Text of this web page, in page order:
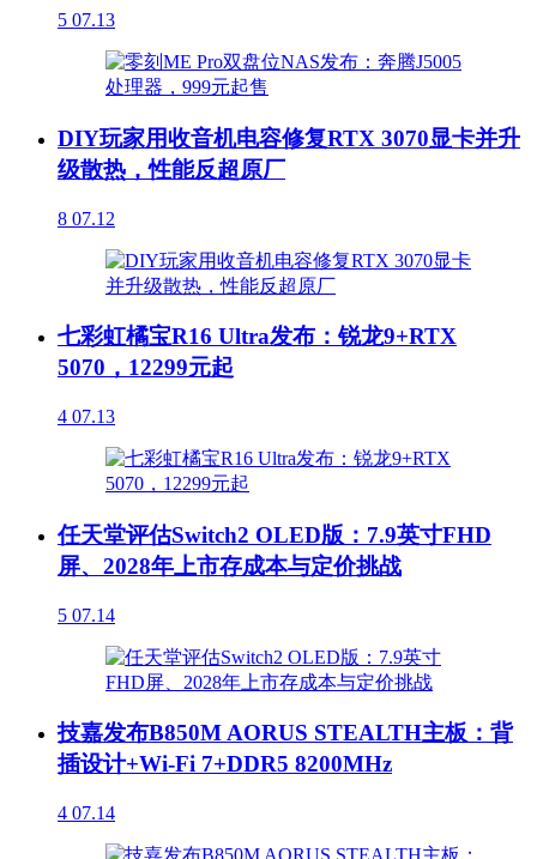
5 07.13
DIY玩家用收音机电容修复RTX 3070显卡并升
级散热，性能反超原厂
8 07.12
七彩虹橘宝R16 Ultra发布：锐龙9+RTX
5070，12299元起
4 07.13
任天堂评估Switch2 OLED版：7.9英寸FHD
屏、2028年上市存成本与定价挑战
5 07.14
技嘉发布B850M AORUS STEALTH主板：背
插设计+Wi-Fi 7+DDR5 8200MHz
4 07.14